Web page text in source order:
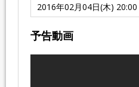
2016年02月04日(木)
予告動画